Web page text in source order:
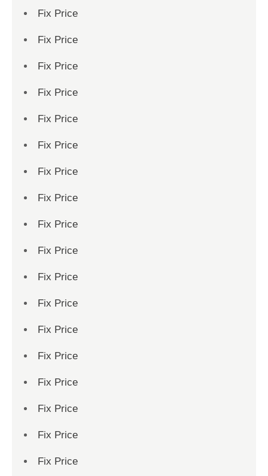
Fix Price
Fix Price
Fix Price
Fix Price
Fix Price
Fix Price
Fix Price
Fix Price
Fix Price
Fix Price
Fix Price
Fix Price
Fix Price
Fix Price
Fix Price
Fix Price
Fix Price
Fix Price